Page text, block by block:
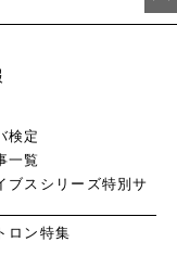
検定
一覧
ブスシリーズ特別サ
ロン特集